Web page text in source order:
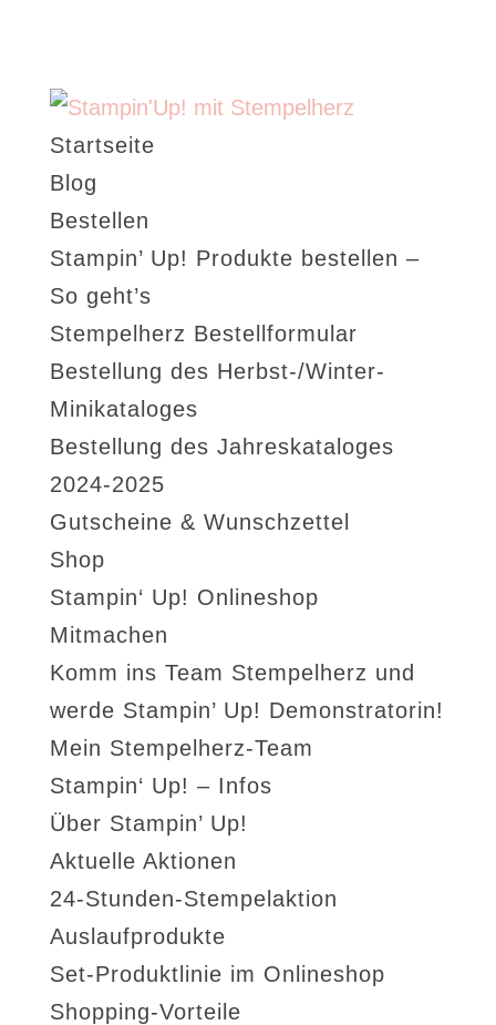
Startseite
Blog
Bestellen
Stampin’ Up! Produkte bestellen –
So geht’s
Stempelherz Bestellformular
Bestellung des Herbst-/Winter-
Minikataloges
Bestellung des Jahreskataloges
2024-2025
Gutscheine & Wunschzettel
Shop
Stampin‘ Up! Onlineshop
Mitmachen
Komm ins Team Stempelherz und
werde Stampin’ Up! Demonstratorin!
Mein Stempelherz-Team
Stampin‘ Up! – Infos
Über Stampin’ Up!
Aktuelle Aktionen
24-Stunden-Stempelaktion
Auslaufprodukte
Set-Produktlinie im Onlineshop
Shopping-Vorteile